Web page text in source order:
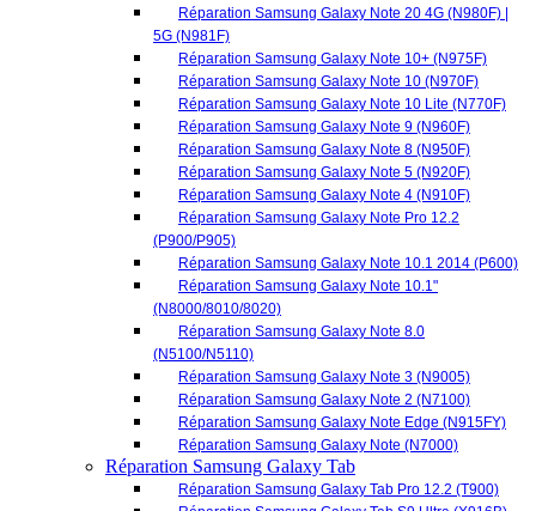
Réparation Samsung Galaxy Note Pro 12.2
(P900/P905)
Réparation Samsung Galaxy Note 10.1 2014 (P600)
Réparation Samsung Galaxy Note 10.1"
(N8000/8010/8020)
Réparation Samsung Galaxy Note 8.0
(N5100/N5110)
Réparation Samsung Galaxy Note 3 (N9005)
Réparation Samsung Galaxy Note 2 (N7100)
Réparation Samsung Galaxy Note Edge (N915FY)
Réparation Samsung Galaxy Note (N7000)
Réparation Samsung Galaxy Tab
Réparation Samsung Galaxy Tab Pro 12.2 (T900)
Réparation Samsung Galaxy Tab S9 Ultra (X916B)
Réparation Samsung Galaxy Tab S9+ (X816B)
Réparation Samsung Galaxy Tab S9 (X716B)
Réparation Samsung Galaxy Tab S9 FE (X510) /
(X516B)
Réparation Samsung Galaxy Tab S8 ULTRA
(X900N/X906B)
Réparation Samsung Galaxy Tab S8+ (X800/X806B)
Réparation Samsung Galaxy Tab S8 5G (X706B)